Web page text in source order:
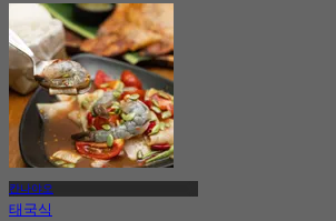
에서฿ 495
칸나야오
태국식